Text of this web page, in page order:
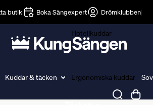
butik Boka Sängexpert Drömklubben
Kuddar & täcken
Hotellkuddar
Ergonomiska kuddar